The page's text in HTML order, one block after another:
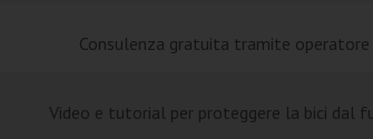
Consulenza gratuita tramite operatore
Video e tutorial per proteggere la bici dal